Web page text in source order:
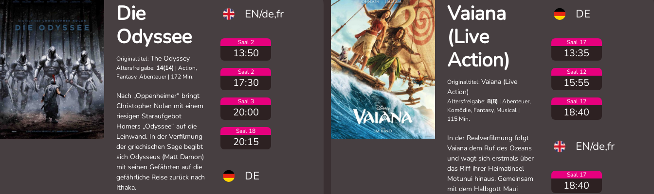
Die
Odyssee
Originaltitel: The Odyssey
Altersfreigabe: 14(14) | Action,
Fantasy, Abenteuer | 172 Min.
Nach „Oppenheimer“ bringt
Christopher Nolan mit einem
riesigen Staraufgebot
Homers „Odyssee“ auf die
Leinwand. In der Verfilmung
der griechischen Sage begibt
sich Odysseus (Matt Damon)
mit seinen Gefährten auf die
gefährliche Reise zurück nach
Ithaka.
EN/de,fr
Saal 2
13:50
Saal 2
17:30
Saal 3
20:00
Saal 18
20:15
DE
Vaiana
(Live
Action)
Originaltitel: Vaiana (Live
Action)
Altersfreigabe: 8(8) | Abenteuer,
Komödie, Fantasy, Musical |
115 Min.
In der Realverfilmung folgt
Vaiana dem Ruf des Ozeans
und wagt sich erstmals über
das Riff ihrer Heimatinsel
Motunui hinaus. Gemeinsam
mit dem Halbgott Maui
DE
Saal 17
13:35
Saal 12
15:55
Saal 12
18:40
EN/de,fr
Saal 17
18:40